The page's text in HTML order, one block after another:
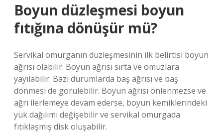
Boyun düzleşmesi boyun
fıtığına dönüşür mü?
Servikal omurganın düzleşmesinin ilk belirtisi boyun
ağrısı olabilir. Boyun ağrısı sırta ve omuzlara
yayılabilir. Bazı durumlarda baş ağrısı ve baş
dönmesi de görülebilir. Boyun ağrısı önlenmezse ve
ağrı ilerlemeye devam ederse, boyun kemiklerindeki
yük dağılımı değişebilir ve servikal omurgada
fıtıklaşmış disk oluşabilir.